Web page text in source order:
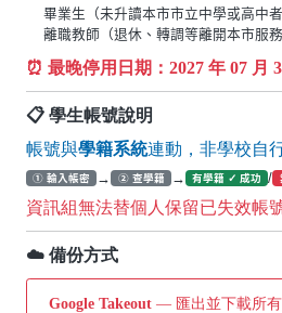
畢業生（未升讀本市市立中學或高中者
離職教師（退休、轉調等離開本市服務
⏰ 最晚停用日期： 2027 年 07 月
📋 學生帳號說明
帳號與學籍系統連動，非學校自
① 輸入帳密 → ② 查學籍 → 有學籍 ✓ 成功 /
資訊組無法替個人保留已失效帳號
☁️ 備份方式
Google Takeout — 匯出並下載所